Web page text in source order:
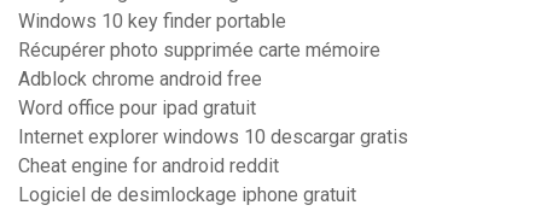
Windows 10 key finder portable
Récupérer photo supprimée carte mémoire
Adblock chrome android free
Word office pour ipad gratuit
Internet explorer windows 10 descargar gratis
Cheat engine for android reddit
Logiciel de desimlockage iphone gratuit